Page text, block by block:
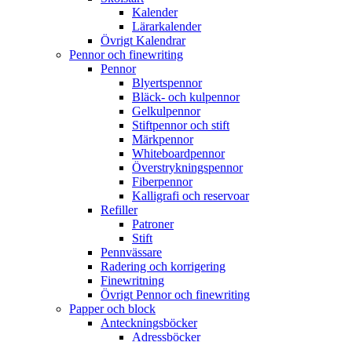
Kalender
Lärarkalender
Övrigt Kalendrar
Pennor och finewriting
Pennor
Blyertspennor
Bläck- och kulpennor
Gelkulpennor
Stiftpennor och stift
Märkpennor
Whiteboardpennor
Överstrykningspennor
Fiberpennor
Kalligrafi och reservoar
Refiller
Patroner
Stift
Pennvässare
Radering och korrigering
Finewritning
Övrigt Pennor och finewriting
Papper och block
Anteckningsböcker
Adressböcker